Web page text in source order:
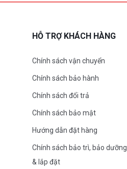
HỖ TRỢ KHÁCH HÀNG
Chính sách vận chuyển
Chính sách bảo hành
Chính sách đổi trả
Chính sách bảo mật
Hướng dẫn đặt hàng
Chính sách bảo trì, bảo dưỡng
& lắp đặt